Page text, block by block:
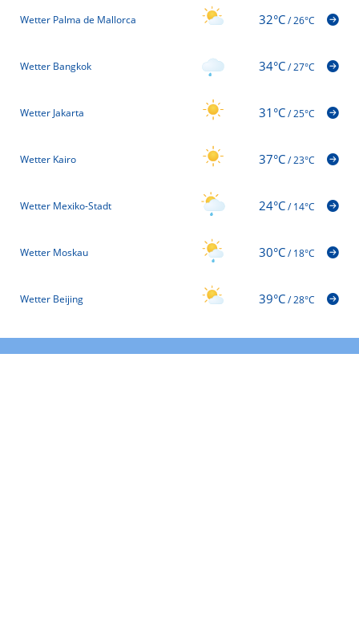
Wetter Palma de Mallorca 32°C/26°C
Wetter Bangkok 34°C/27°C
Wetter Jakarta 31°C/25°C
Wetter Kairo 37°C/23°C
Wetter Mexiko-Stadt 24°C/14°C
Wetter Moskau 30°C/18°C
Wetter Beijing 39°C/28°C